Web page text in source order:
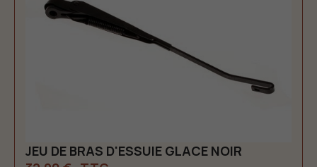
JEU DE BRAS D'ESSUIE GLACE NOIR